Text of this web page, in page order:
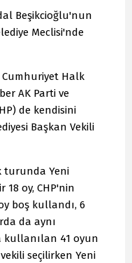
Beşikcioğlu'nun
Meclisi'nde
Cumhuriyet Halk
AK Parti ve
de kendisini
Başkan Vekili
turunda Yeni
18 oy, CHP'nin
boş kullandı, 6
da aynı
kullanılan 41 oyun
seçilirken Yeni